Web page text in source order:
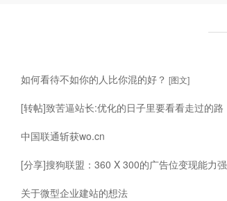
如何看待不如你的人比你混的好？ [图文]
[转帖]致苦逼站长:优化的日子里要看看走过的路
中国联通斩获wo.cn
[分享]搜狗联盟：360 X 300的广告位变现能力强
关于微型企业建站的想法